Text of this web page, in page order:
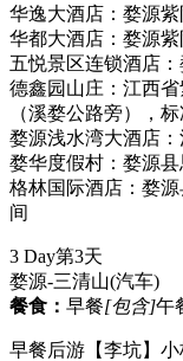
华逸大酒店：婺源
华都大酒店：婺源
五悦景区连锁酒店
德鑫园山庄：江西
（溪婺公路旁），
婺源浅水湾大酒店
婺华度假村：婺源
格林国际酒店：婺
间
3 Day第3天
婺源-三清山(汽车)
餐食： 早餐[包含]午
早餐后游【李坑】